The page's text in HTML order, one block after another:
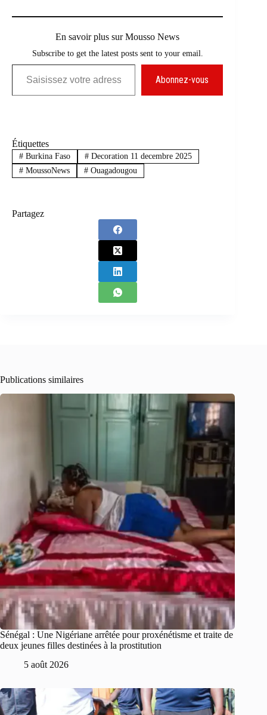
En savoir plus sur Mousso News
Subscribe to get the latest posts sent to your email.
Saisissez votre adresse e-mail…
Abonnez-vous
Étiquettes
#Burkina Faso #Decoration 11 decembre 2025
#MoussoNews #Ouagadougou
Partagez
Publications similaires
Sénégal : Une Nigériane arrêtée pour proxénétisme et traite de
deux jeunes filles destinées à la prostitution
5 août 2026